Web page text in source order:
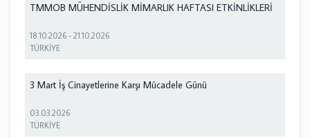
TMMOB MÜHENDİSLİK MİMARLIK HAFTASI ETKİNLİKLERİ
18.10.2026 -21.10.2026
TÜRKİYE
3 Mart İş Cinayetlerine Karşı Mücadele Günü
03.03.2026
TÜRKİYE